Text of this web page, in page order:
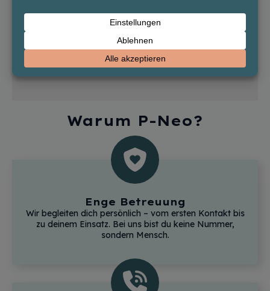
E-
Erinnere mich
Warum P-Neo?
Enge Betreuung
Wir begleiten dich persönlich – vom ersten Kontakt bis
zu deinem Einsatz. Bei uns bist du keine Nummer,
sondern Mensch.